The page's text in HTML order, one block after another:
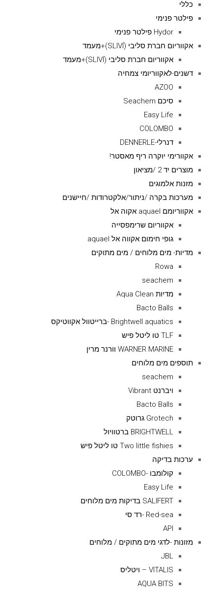
כללי
פילטר פנימי
Hydor פילטר פנימי
אקווריום חברת סליבי (SLIVIׂׂ)+מעמד
אקווריום חברת סליבי (SLIVIׂׂ)+מעמד
דשנים-לאקווריומי צמחיה
AZOO
סיכם Seachem
Easy Life
COLOMBO
דנרלי-DENNERLE
אקוורימי יוקרה ריף מאסטר!
מוצרים יד 2 /מציאון
מזנות אלמוגים
מערכות בקרה /ניתור/אלקטרודות /חיישנים
אקווריומם aquael אקוה אל
אקווריום שרימפסייה
גופי חימום אקווה אל aquael
מדיות- מים מלוחים / מים מתוקים
Rowa
seachem
מדיות Aqua Clean
Bacto Balls
Brightwell aquatics -ברייטוול אקווטיקס
TLF טו ליטל פיש
WARNER MARINE וורנר מרין
תוספים מים מלוחים
seachem
ויברנט Vibrant
Bacto Balls
Grotech גרוטק
BRIGHTWELL ברטוויול
Two little fishies טו ליטל פיש
ערכות בדיקה
קולומבו -COLOMBO
Easy Life
SALIFERT בדיקות מים מלוחים
Red-sea -רד סי
API
מזונות -לדגי מים מתוקים / מלוחים
JBL
VITALIS – ויטליס
AQUA BITS